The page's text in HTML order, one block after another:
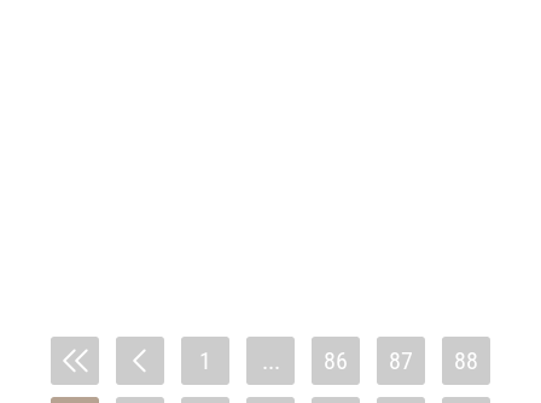
1 ... 86 87 88